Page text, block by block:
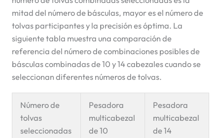
mitad del número de básculas, mayor es el número de
tolvas participantes y la precisión es óptima. La
siguiente tabla muestra una comparación de
referencia del número de combinaciones posibles de
básculas combinadas de 10 y 14 cabezales cuando se
seleccionan diferentes números de tolvas.
Número de
tolvas
seleccionadas
Pesadora
multicabezal
de 10
Pesadora
multicabezal
de 14